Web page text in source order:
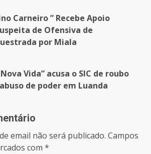
Carneiro ” Recebe Apoio
de Ofensiva de
por Miala
Vida” acusa o SIC de roubo
de poder em Luanda
email não será publicado. Campos
com *